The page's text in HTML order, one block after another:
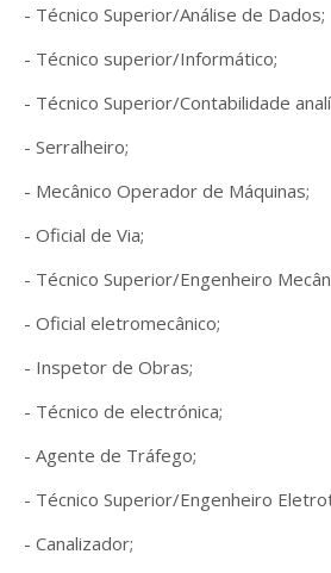
- Técnico Superior/Análise de Dados;
- Técnico superior/Informático;
- Técnico Superior/Contabilidade
- Serralheiro;
- Mecânico Operador de Máquinas;
- Oficial de Via;
- Técnico Superior/Engenheiro
- Oficial eletromecânico;
- Inspetor de Obras;
- Técnico de electrónica;
- Agente de Tráfego;
- Técnico Superior/Engenheiro
- Canalizador;